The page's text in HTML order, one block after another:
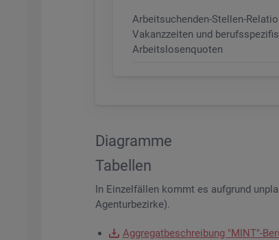
Arbeitsuchenden-Stellen-
Vakanzzeiten und
Arbeitslosenquoten
Dia­gram­me
Ta­bel­len
In Ein­zel­fäl­len kommt es auf­grund
Agen­tur­be­zir­ke).
Ag­gre­gat­be­schrei­bung "MINT"-